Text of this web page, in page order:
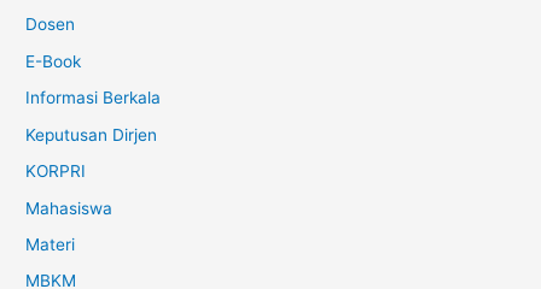
Dosen
E-Book
Informasi Berkala
Keputusan Dirjen
KORPRI
Mahasiswa
Materi
MBKM